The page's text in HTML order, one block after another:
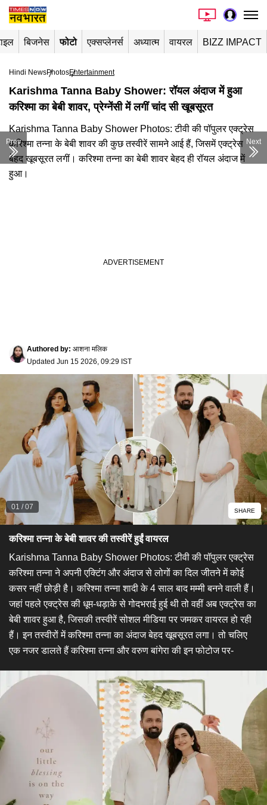
बिजनेस फोटो एक्सप्लेनर्स अध्यात्म वायरल BIZZ IMPACT
Hindi NewsPhotosEntertainment
Karishma Tanna Baby Shower: रॉयल अंदाज में हुआ
करिश्मा का बेबी शावर, प्रेग्नेंसी में लगीं चांद सी खूबसूरत
Karishma Tanna Baby Shower Photos: टीवी की पॉपुलर एक्ट्रेस
करिश्मा तन्ना के बेबी शावर की कुछ तस्वीरें सामने आई हैं, जिसमें एक्ट्रेस
बेहद खूबसूरत लगीं। करिश्मा तन्ना का बेबी शावर बेहद ही रॉयल अंदाज में
हुआ।
Authored by: आशना मलिक
Updated Jun 15 2026, 09:29 IST
01 /07 SHARE
करिश्मा तन्ना के बेबी शावर की तस्वीरें हुईं वायरल
Karishma Tanna Baby Shower Photos: टीवी की पॉपुलर एक्ट्रेस
करिश्मा तन्ना ने अपनी एक्टिंग और अंदाज से लोगों का दिल जीतने में कोई
कसर नहीं छोड़ी है। करिश्मा तन्ना शादी के 4 साल बाद मम्मी बनने वाली हैं।
जहां पहले एक्ट्रेस की धूम-धड़ाके से गोदभराई हुई थी तो वहीं अब एक्ट्रेस का
बेबी शावर हुआ है, जिसकी तस्वीरें सोशल मीडिया पर जमकर वायरल हो रही
हैं। इन तस्वीरों में करिश्मा तन्ना का अंदाज बेहद खूबसूरत लगा। तो चलिए
एक नजर डालते हैं करिश्मा तन्ना और वरुण बांगेरा की इन फोटोज पर-
Prev Next